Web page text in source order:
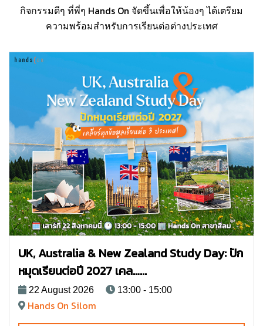
กิจกรรมดีๆ ที่พี่ๆ Hands On จัดขึ้นเพื่อให้น้องๆ ได้เตรียม
ความพร้อมสำหรับการเรียนต่อต่างประเทศ
UK, Australia & New Zealand Study Day: ปัก
หมุดเรียนต่อปี 2027 เคล…...
22 August 2026 13:00 - 15:00
Hands On Silom